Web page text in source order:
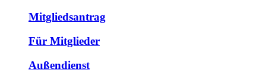
Mitgliedsantrag
Für Mitglieder
Außendienst